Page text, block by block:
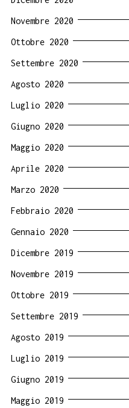
Novembre 2020
Ottobre 2020
Settembre 2020
Agosto 2020
Luglio 2020
Giugno 2020
Maggio 2020
Aprile 2020
Marzo 2020
Febbraio 2020
Gennaio 2020
Dicembre 2019
Novembre 2019
Ottobre 2019
Settembre 2019
Agosto 2019
Luglio 2019
Giugno 2019
Maggio 2019